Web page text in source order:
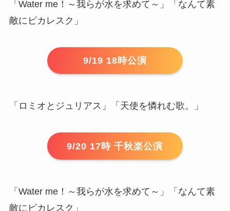
「Water me！～我らが水を求めて～」「なんて素
敵にピカレスク」
9/19 18時公演
「ロミオとジュリアス」「天使を憐れむ歌。」
9/20 17時 千秋楽公演
「Water me！～我らが水を求めて～」「なんて素
敵にピカレスク」